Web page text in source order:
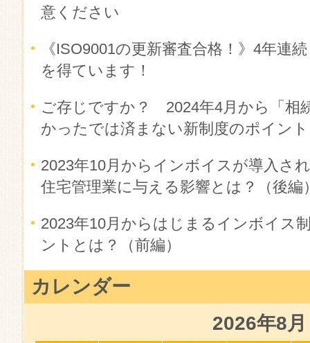
意ください
《ISO9001の更新審査合格！》4年連
を得ています！
ご存じですか？ 2024年4月から「相
かったでは済まない新制度のポイント
2023年10月からインボイスが導入さ
住宅管理業に与える影響とは？（後編
2023年10月からはじまるインボイス
ントとは？（前編）
カレンダー
2026年8月